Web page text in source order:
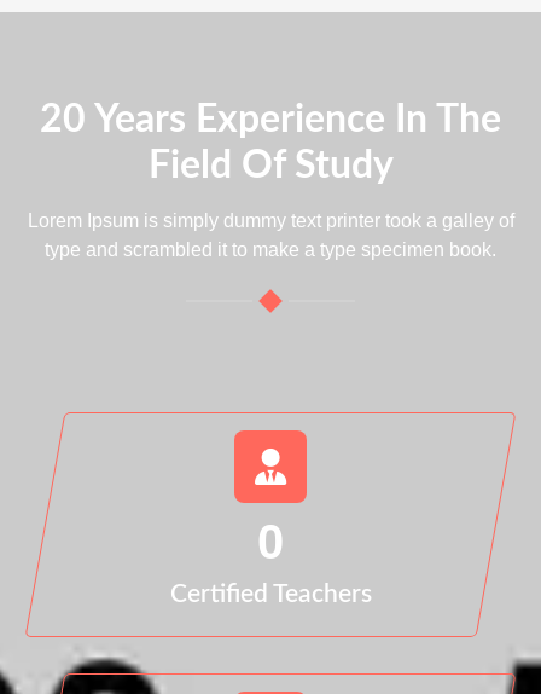
20 Years Experience In The
Field Of Study
Lorem Ipsum is simply dummy text printer took a galley of
type and scrambled it to make a type specimen book.
0
Certified Teachers